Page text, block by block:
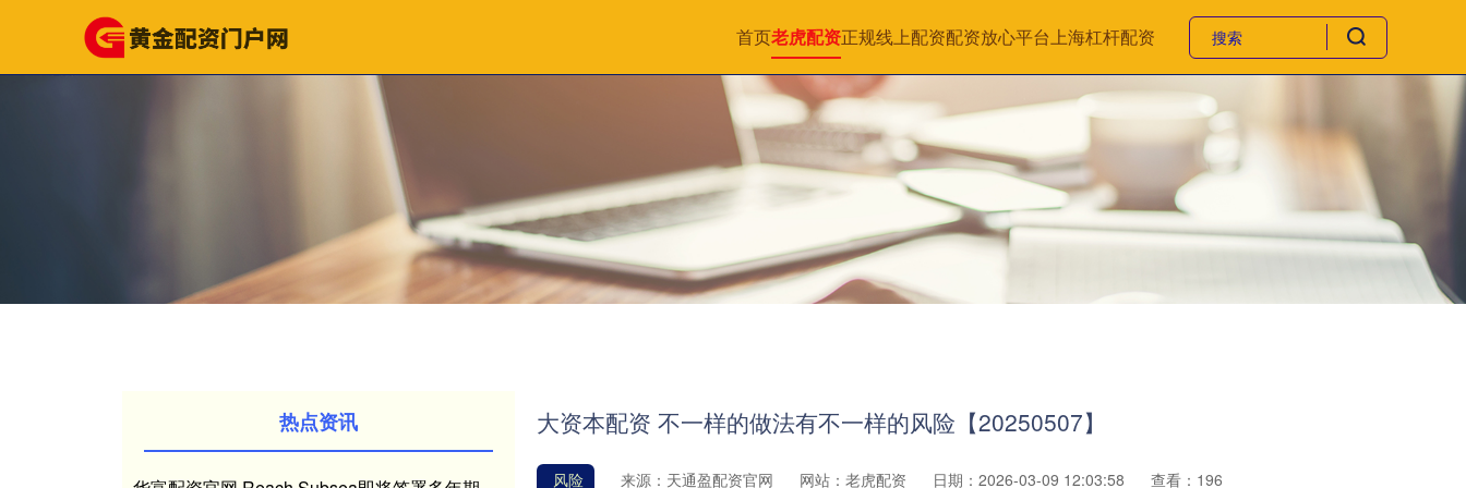
首页老虎配资正规线上配资配资放心平台上海杠杆配资
大资本配资 不一样的做法有不一样的风险【20250507】
风险 来源：天通盈配资官网 网站：老虎配资 日期：2026-03-09 12:03:58 查看：196
热点资讯